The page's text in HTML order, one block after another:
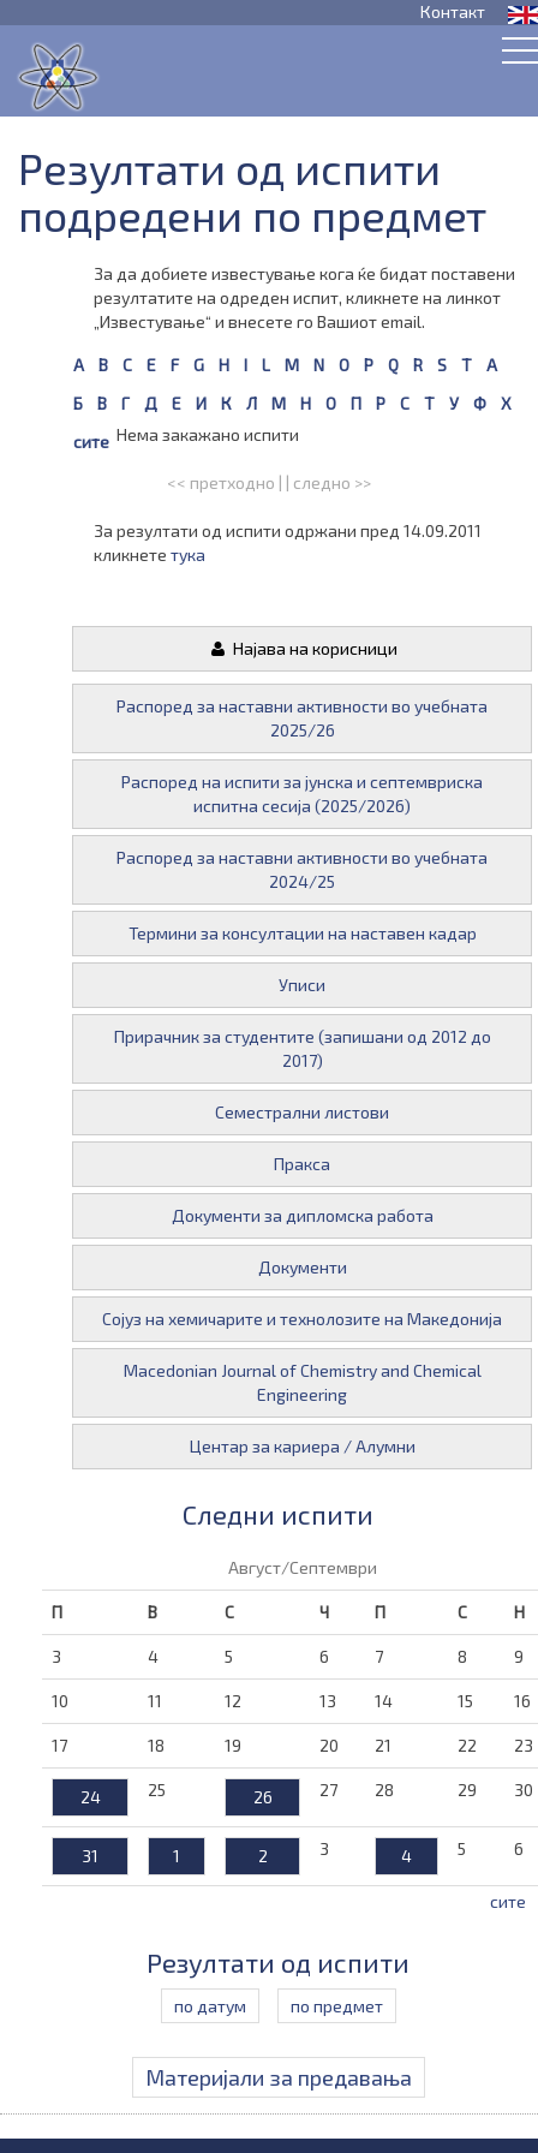
Контакт
Резултати од испити
подредени по предмет
За да добиете известување кога ќе бидат поставени
резултатите на одреден испит, кликнете на линкот
„Известување“ и внесете го Вашиот email.
A B C E F G H I L M N O P Q R S T
А
Б
В Г Д Е И К Л М Н О П Р С Т У Ф
Х
сите Нема закажано испити
<< претходно | | следно >>
За резултати од испити одржани пред 14.09.2011
кликнете тука
Најава на корисници
Распоред за наставни активности во учебната
2025/26
Распоред на испити за јунска и септемвриска
испитна сесија (2025/2026)
Распоред за наставни активности во учебната
2024/25
Термини за консултации на наставен кадар
Уписи
Прирачник за студентите (запишани од 2012 до
2017)
Семестрални листови
Пракса
Документи за дипломска работа
Документи
Сојуз на хемичарите и технолозите на Македонија
Macedonian Journal of Chemistry and Chemical
Engineering
Центар за кариера / Алумни
Следни испити
Август/Септември
П В С Ч П С Н
3 4 5 6 7 8 9
10 11 12 13 14 15 16
17 18 19 20 21 22 23
24 25 26 27 28 29 30
31 1 2 3 4 5 6
сите
Резултати од испити
по датум по предмет
Материјали за предавања